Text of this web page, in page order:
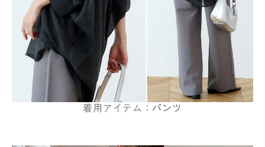
着用アイテム： パンツ